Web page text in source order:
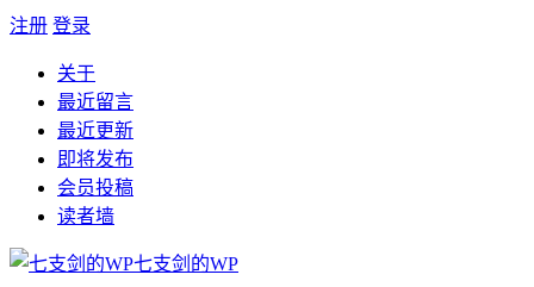
注册 登录
关于
最近留言
最近更新
即将发布
会员投稿
读者墙
七支剑的WP